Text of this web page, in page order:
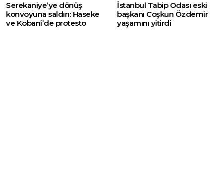
Serekaniye’ye dönüş
konvoyuna saldırı: Haseke
ve Kobani’de protesto
İstanbul Tabip Odası eski
başkanı Coşkun Özdemir
yaşamını yitirdi